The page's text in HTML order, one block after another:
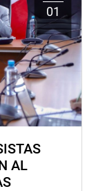
01
AL